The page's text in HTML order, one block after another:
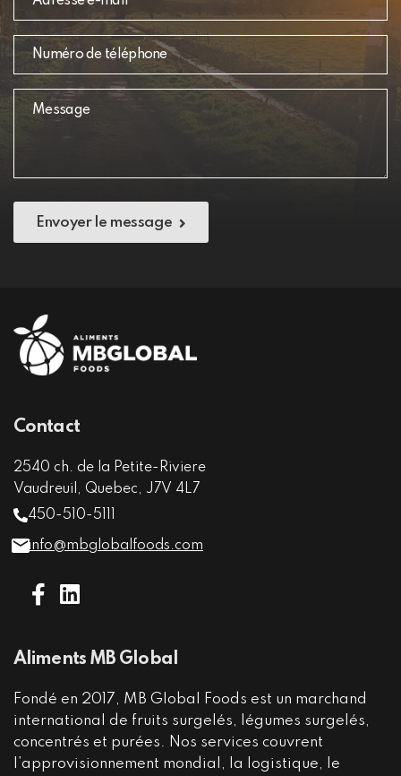
Envoyer le message
Contact
2540 ch. de la Petite-Riviere
Vaudreuil, Quebec, J7V 4L7
450-510-5111
info@mbglobalfoods.com
Aliments MB Global
Fondé en 2017, MB Global Foods est un marchand
international de fruits surgelés, légumes surgelés,
concentrés et purées. Nos services couvrent
l’approvisionnement mondial, la logistique, le